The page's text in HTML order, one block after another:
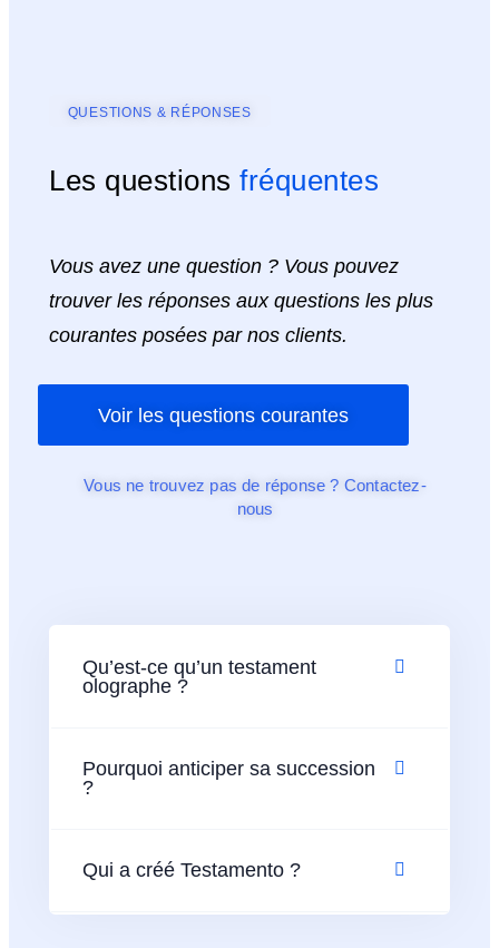
QUESTIONS & RÉPONSES
Les questions fréquentes
Vous avez une question ? Vous pouvez
trouver les réponses aux questions les plus
courantes posées par nos clients.
Voir les questions courantes
Vous ne trouvez pas de réponse ? Contactez-
nous
Qu’est-ce qu’un testament
olographe ?
Pourquoi anticiper sa succession
?
Qui a créé Testamento ?